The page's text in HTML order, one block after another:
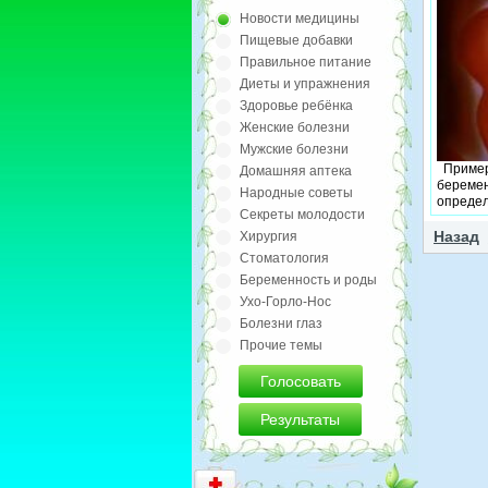
плода
Назад
Новости медицины
Пищевые добавки
Правильное питание
Диеты и упражнения
Здоровье ребёнка
Женские болезни
Мужские болезни
Домашняя аптека
Народные советы
Секреты молодости
Хирургия
Стоматология
Беременность и роды
Ухо-Горло-Нос
Болезни глаз
Прочие темы
Голосовать
Результаты